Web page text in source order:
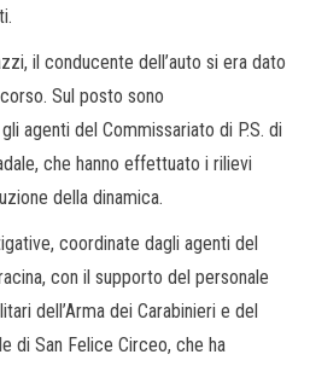
il conducente dell’auto si era dato
Sul posto sono
agenti del Commissariato di P.S. di
che hanno effettuato i rilievi
della dinamica.
coordinate dagli agenti del
con il supporto del personale
dell’Arma dei Carabinieri e del
di San Felice Circeo, che ha